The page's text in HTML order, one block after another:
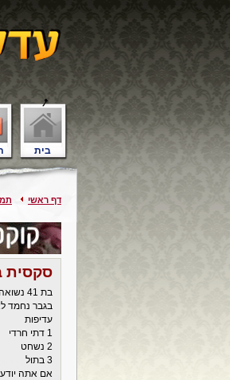
בית
דף ראשי
סקסית
בת 41 נשואה ממעלות
בגבר נחמד
עדיפות
1 דתי חרדי
2 נשחט
3 בתול
אם אתה